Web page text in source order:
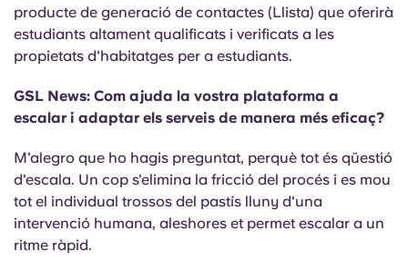
producte de generació de contactes (Llista) que oferirà
estudiants altament qualificats i verificats a les
propietats d'habitatges per a estudiants.
GSL News: Com ajuda la vostra plataforma a
escalar i adaptar els serveis de manera més eficaç?
M'alegro que ho hagis preguntat, perquè tot és qüestió
d'escala. Un cop s'elimina la fricció del procés i es mou
tot el individual trossos del pastís lluny d'una
intervenció humana, aleshores et permet escalar a un
ritme ràpid.